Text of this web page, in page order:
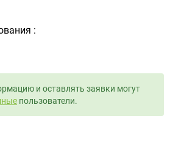
:
и оставлять заявки могут
пользователи.